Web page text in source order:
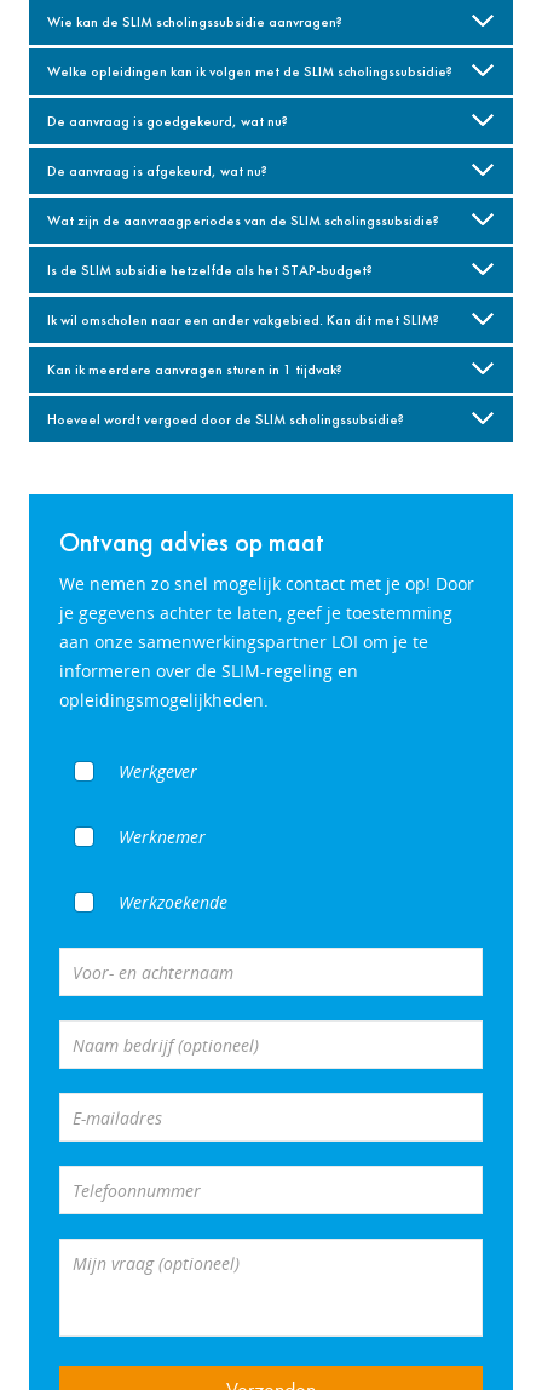
Wie kan de SLIM scholingssubsidie aanvragen?
Welke opleidingen kan ik volgen met de SLIM scholingssubsidie?
De aanvraag is goedgekeurd, wat nu?
De aanvraag is afgekeurd, wat nu?
Wat zijn de aanvraagperiodes van de SLIM scholingssubsidie?
Is de SLIM subsidie hetzelfde als het STAP-budget?
Ik wil omscholen naar een ander vakgebied. Kan dit met SLIM?
Kan ik meerdere aanvragen sturen in 1 tijdvak?
Hoeveel wordt vergoed door de SLIM scholingssubsidie?
Ontvang advies op maat
We nemen zo snel mogelijk contact met je op! Door
je gegevens achter te laten, geef je toestemming
aan onze samenwerkingspartner LOI om je te
informeren over de SLIM-regeling en
opleidingsmogelijkheden.
Werkgever
Werknemer
Werkzoekende
Voor- en achternaam
Naam bedrijf (optioneel)
E-mailadres
Telefoonnummer
Mijn vraag (optioneel)